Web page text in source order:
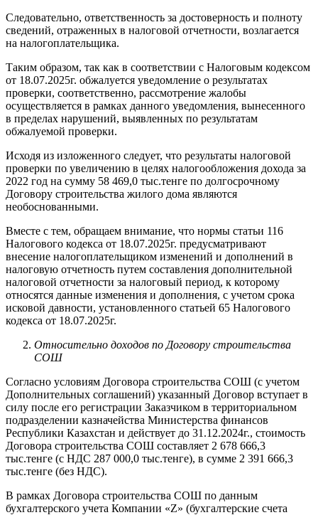
Следовательно, ответственность за достоверность и полноту
сведений, отраженных в налоговой отчетности, возлагается
на налогоплательщика.
Таким образом, так как в соответствии с Налоговым кодексом
от 18.07.2025г. обжалуется уведомление о результатах
проверки, соответственно, рассмотрение жалобы
осуществляется в рамках данного уведомления, вынесенного
в пределах нарушений, выявленных по результатам
обжалуемой проверки.
Исходя из изложенного следует, что результаты налоговой
проверки по увеличению в целях налогообложения дохода за
2022 год на сумму 58 469,0 тыс.тенге по долгосрочному
Договору строительства жилого дома являются
необоснованными.
Вместе с тем, обращаем внимание, что нормы статьи 116
Налогового кодекса от 18.07.2025г. предусматривают
внесение налогоплательщиком изменений и дополнений в
налоговую отчетность путем составления дополнительной
налоговой отчетности за налоговый период, к которому
относятся данные изменения и дополнения, с учетом срока
исковой давности, установленного статьей 65 Налогового
кодекса от 18.07.2025г.
Относительно доходов по Договору строительства
СОШ
Согласно условиям Договора строительства СОШ (с учетом
Дополнительных соглашений) указанный Договор вступает в
силу после его регистрации Заказчиком в территориальном
подразделении казначейства Министерства финансов
Республики Казахстан и действует до 31.12.2024г., стоимость
Договора строительства СОШ составляет 2 678 666,3
тыс.тенге (с НДС 287 000,0 тыс.тенге), в сумме 2 391 666,3
тыс.тенге (без НДС).
В рамках Договора строительства СОШ по данным
бухгалтерского учета Компании «Z» (бухгалтерские счета